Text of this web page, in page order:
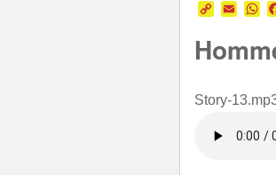
CopyEmail
Story-